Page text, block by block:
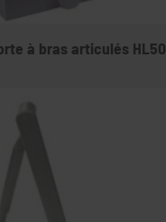
à bras articulés HL50